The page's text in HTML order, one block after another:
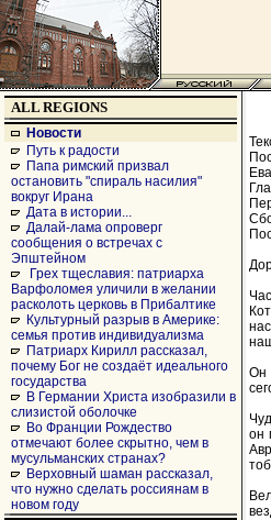
ALL REGIONS
Новости
Путь к радости
Папа римский призвал
остановить "спираль насилия"
вокруг Ирана
Дата в истории...
Далай-лама опроверг
сообщения о встречах с
Эпштейном
Грех тщеславия: патриарха
Варфоломея уличили в желании
расколоть церковь в Прибалтике
Культурный разрыв в Америке:
семья против индивидуализма
Патриарх Кирилл рассказал,
почему Бог не создаёт идеального
государства
В Германии Христа изобразили в
слизистой оболочке
Во Франции Рождество
отмечают более скрытно, чем в
мусульманских странах?
Верховный шаман рассказал,
что нужно сделать россиянам в
новом году
Он
он